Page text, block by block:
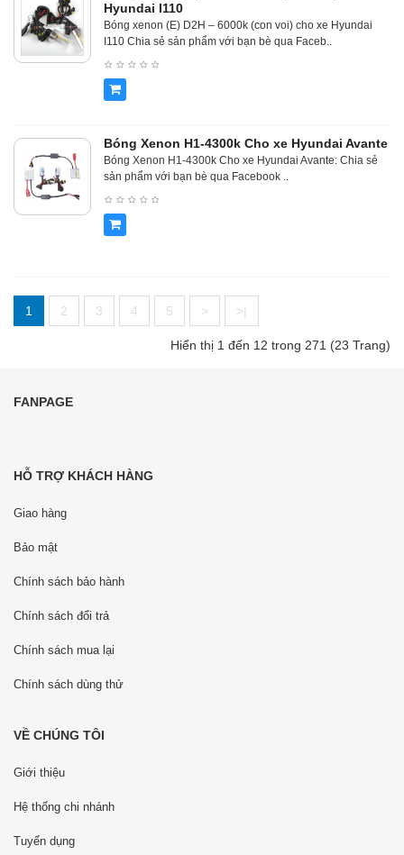
Hyundai I110
Bóng xenon (E) D2H – 6000k (con voi) cho xe Hyundai
I110 Chia sẻ sản phẩm với bạn bè qua Faceb..
Bóng Xenon H1-4300k Cho xe Hyundai Avante
Bóng Xenon H1-4300k Cho xe Hyundai Avante: Chia sẻ
sản phẩm với bạn bè qua Facebook ..
1 2 3 4 5 > >|
Hiển thị 1 đến 12 trong 271 (23 Trang)
FANPAGE
HỖ TRỢ KHÁCH HÀNG
Giao hàng
Bảo mật
Chính sách bảo hành
Chính sách đổi trả
Chính sách mua lại
Chính sách dùng thử
VỀ CHÚNG TÔI
Giới thiệu
Hệ thống chi nhánh
Tuyển dụng